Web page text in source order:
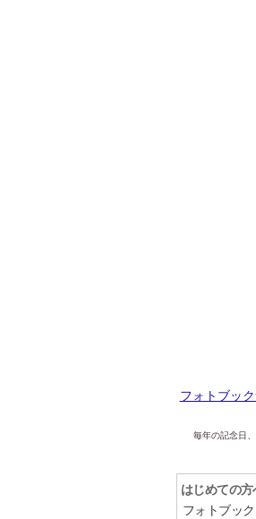
フォトブッ
毎年の記念日
はじめての方
フォトブッ